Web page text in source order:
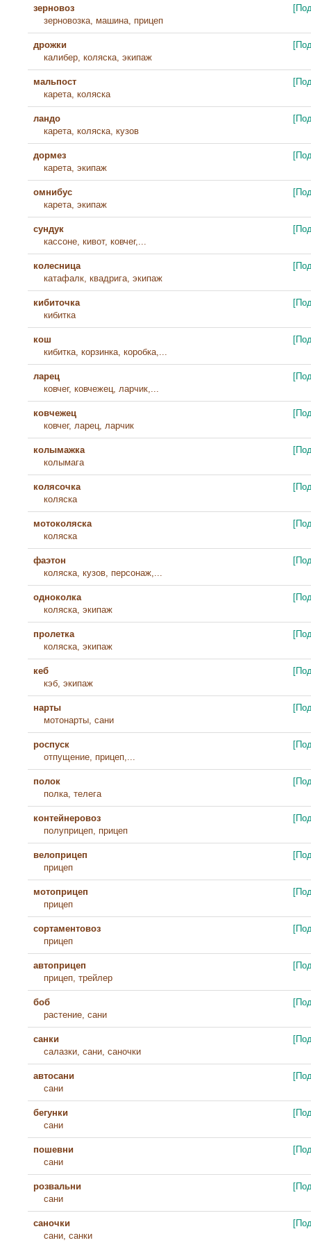
зерновоз
зерновозка, машина, прицеп
дрожки
калибер, коляска, экипаж
мальпост
карета, коляска
ландо
карета, коляска, кузов
дормез
карета, экипаж
омнибус
карета, экипаж
сундук
кассоне, кивот, ковчег,...
колесница
катафалк, квадрига, экипаж
кибиточка
кибитка
кош
кибитка, корзинка, коробка,...
ларец
ковчег, ковчежец, ларчик,...
ковчежец
ковчег, ларец, ларчик
колымажка
колымага
колясочка
коляска
мотоколяска
коляска
фаэтон
коляска, кузов, персонаж,...
одноколка
коляска, экипаж
пролетка
коляска, экипаж
кеб
кэб, экипаж
нарты
мотонарты, сани
роспуск
отпущение, прицеп,...
полок
полка, телега
контейнеровоз
полуприцеп, прицеп
велоприцеп
прицеп
мотоприцеп
прицеп
сортаментовоз
прицеп
автоприцеп
прицеп, трейлер
боб
растение, сани
санки
салазки, сани, саночки
автосани
сани
бегунки
сани
пошевни
сани
розвальни
сани
саночки
сани, санки